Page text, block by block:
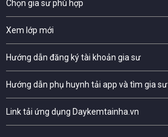
Chọn gia sư phù hợp
Xem lớp mới
Hướng dẫn đăng ký tài khoản gia sư
Hướng dẫn phụ huynh tải app và tìm gia sư
Link tải ứng dụng Daykemtainha.vn